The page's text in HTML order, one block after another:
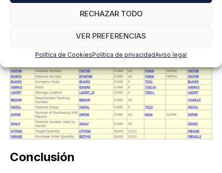
RECHAZAR TODO
VER PREFERENCIAS
Política de CookiesPolítica de privacidadAviso legal
Conclusión